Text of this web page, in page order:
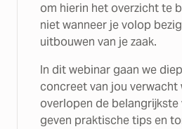
om hierin het overzicht te
niet wanneer je volop
uitbouwen van je zaak.
In dit webinar gaan we
concreet van jou verwacht
overlopen de
geven praktische tips en